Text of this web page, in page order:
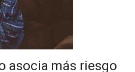
asocia más riesgo